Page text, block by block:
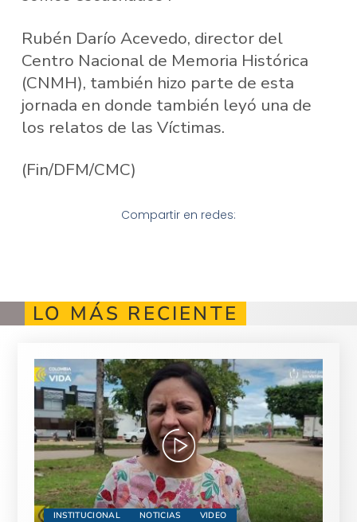
Rubén Darío Acevedo, director del
Centro Nacional de Memoria Histórica
(CNMH), también hizo parte de esta
jornada en donde también leyó una de
los relatos de las Víctimas.
(Fin/DFM/CMC)
Compartir en redes:
LO MÁS RECIENTE
INSTITUCIONAL NOTICIAS VIDEO